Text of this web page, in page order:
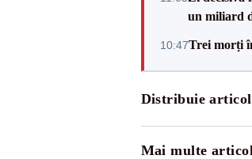
un miliard
10:47Trei morți
Distribuie
Mai multe